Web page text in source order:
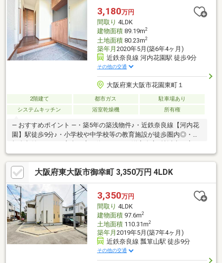
座、室内洗濯機置場等の室内設備が一通り揃っています●全居室
収納有なのも嬉しいポイント●小学校・スーパー・コンビニが徒
歩10分圏内と近く、住環境が大変充実しています
3,180万円
間取り 4LDK
建物面積89.19m2
土地面積80.23m2
築年月 2020年5月(築6年4ヶ月)
近鉄奈良線 河内花園駅 徒歩9分
その他の交通
大阪府東大阪市花園東町１
2階建て 都市ガス
駐車場あり
システムキッチン
浴室乾燥機 所有権
― おすすめポイント ―・築5年の築浅物件♪・近鉄奈良線【河内花
園】駅徒歩9分♪・小学校や中学校等の教育施設が徒歩圏内◎・屋
でプライベート空間も充実！・洗面室も広く朝の支度や家事もス
ムーズに◎― 周辺施設 ―・コインランドリ― 約140ｍ・焼き立て
パン クローバー 約400ｍ・手づりドーナツｄｏ-ｍｏ 約550
ｍ・花園公園 約180ｍ・現在空家につき、いつでも内覧可能で
す♪＜学校＞東大阪市花園小学校 約323ｍ東大阪市花園中学校
約663ｍ
大阪府東大阪市御幸町 3,350万円 4LDK
3,350万円
間取り 4LDK
建物面積97.6m2
土地面積110.31m2
築年月 2019年5月(築7年4ヶ月)
近鉄奈良線 瓢箪山駅 徒歩9分
その他の交通